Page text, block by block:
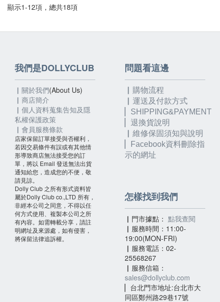
顯示1-12項，總共18項
我們是DOLLYCLUB
▏關於我們(About Us)
▏ 商店簡介
▏個人資料蒐集告知及隱
私權保護政策
▏會員服務條款
店家保留訂單接受與否權利，
若因交易條件有誤或有其他情
形導致商店無法接受您的訂
單，將以 Email 發送無法出貨
通知給您，造成您的不便，敬
請見諒。
Dolly Club 之所有形式資料皆
屬於Dolly Club co.,LTD 所有，
非經本公司之同意，不得以任
何方式使用、複製本公司之所
有內容。如需轉載分享，請註
明網址及來源處，如有侵害，
將保留法律追訴權。
問題看這邊
▏購物流程
▏運送及付款方式
▏SHIPPING&PAYMENT
▏退換貨說明
▏維修保固須知與說明
Facebook資料刪除指
示的網址
怎樣找到我們
▏門市據點： 點我查閱
▏服務時間：11:00-
19:00(MON-FRI)
▏服務電話：02-
25568267
▏服務信箱：
sales@dollyclub.com
▏台北門市地址:台北市大
同區鄭州路29巷17號